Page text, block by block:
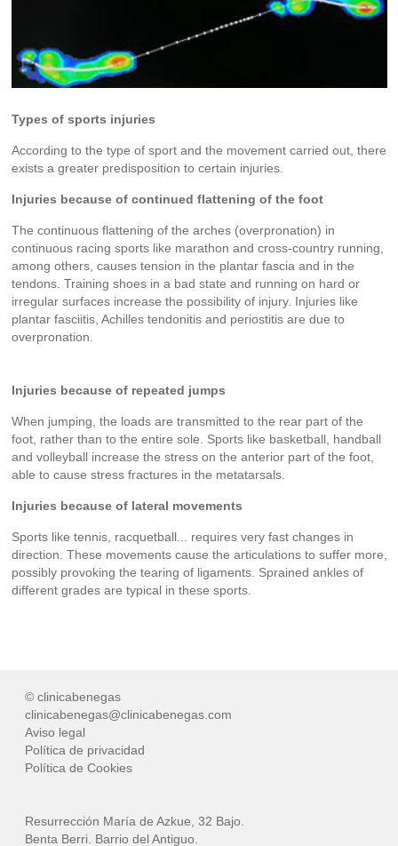
Types of sports injuries
According to the type of sport and the movement carried out, there
exists a greater predisposition to certain injuries.
Injuries because of continued flattening of the foot
The continuous flattening of the arches (overpronation) in
continuous racing sports like marathon and cross-country running,
among others, causes tension in the plantar fascia and in the
tendons. Training shoes in a bad state and running on hard or
irregular surfaces increase the possibility of injury. Injuries like
plantar fasciitis, Achilles tendonitis and periostitis are due to
overpronation.
Injuries because of repeated jumps
When jumping, the loads are transmitted to the rear part of the
foot, rather than to the entire sole. Sports like basketball, handball
and volleyball increase the stress on the anterior part of the foot,
able to cause stress fractures in the metatarsals.
Injuries because of lateral movements
Sports like tennis, racquetball... requires very fast changes in
direction. These movements cause the articulations to suffer more,
possibly provoking the tearing of ligaments. Sprained ankles of
different grades are typical in these sports.
© clinicabenegas
clinicabenegas@clinicabenegas.com
Aviso legal
Política de privacidad
Política de Cookies
Resurrección María de Azkue, 32 Bajo.
Benta Berri. Barrio del Antiguo.